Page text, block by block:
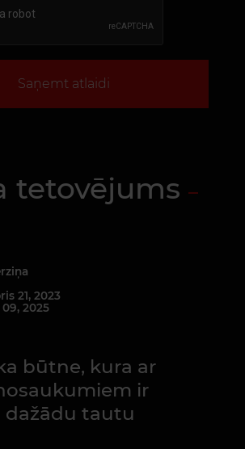
Saņemt atlaidi
tetovējums
21, 2023
2025
būtne, kura ar
ir
dažādu tautu